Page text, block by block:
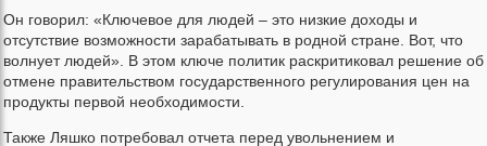
Он говорил: «Ключевое для людей – это низкие доходы и
отсутствие возможности зарабатывать в родной стране. Вот, что
волнует людей». В этом ключе политик раскритиковал решение об
отмене правительством государственного регулирования цен на
продукты первой необходимости.
Также Ляшко потребовал отчета перед увольнением и